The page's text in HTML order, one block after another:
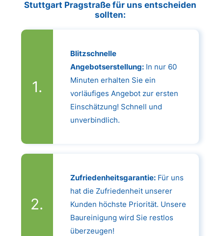
Stuttgart Pragstraße für uns entscheiden
sollten:
Blitzschnelle
Angebotserstellung:In nur 60
Minuten erhalten Sie ein
vorläufiges Angebot zur ersten
Einschätzung! Schnell und
unverbindlich.
Zufriedenheitsgarantie:Für uns
hat die Zufriedenheit unserer
Kunden höchste Priorität. Unsere
Baureinigung wird Sie restlos
überzeugen!